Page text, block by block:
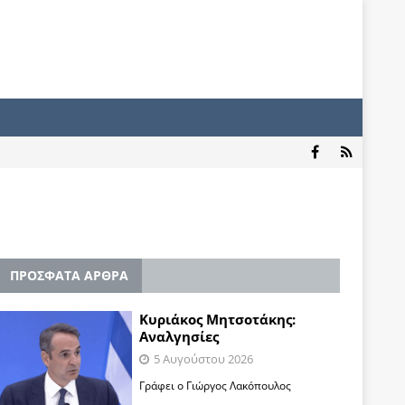
ΠΡΟΣΦΑΤΑ ΑΡΘΡΑ
Κυριάκος Μητσοτάκης:
Αναλγησίες
5 Αυγούστου 2026
Γράφει ο Γιώργος Λακόπουλος